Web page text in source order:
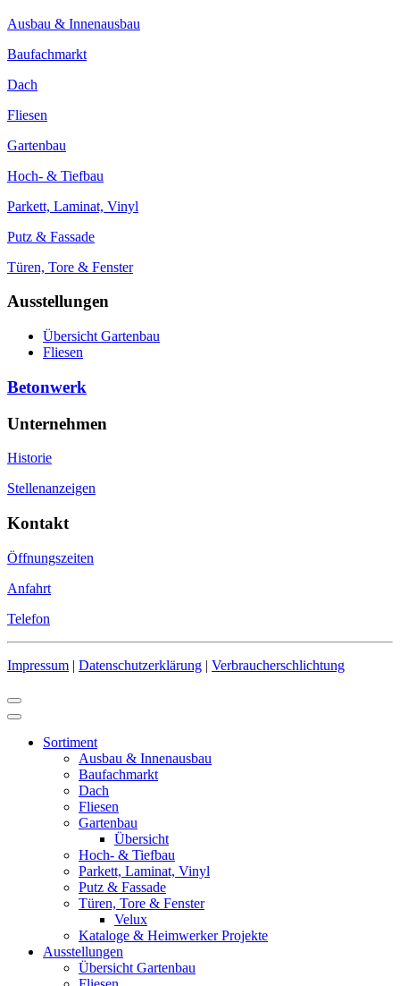
Ausbau & Innenausbau
Baufachmarkt
Dach
Fliesen
Gartenbau
Hoch- & Tiefbau
Parkett, Laminat, Vinyl
Putz & Fassade
Türen, Tore & Fenster
Ausstellungen
Übersicht Gartenbau
Fliesen
Betonwerk
Unternehmen
Historie
Stellenanzeigen
Kontakt
Öffnungszeiten
Anfahrt
Telefon
Impressum | Datenschutzerklärung | Verbraucherschlichtung
Sortiment
Ausbau & Innenausbau
Baufachmarkt
Dach
Fliesen
Gartenbau
Übersicht
Hoch- & Tiefbau
Parkett, Laminat, Vinyl
Putz & Fassade
Türen, Tore & Fenster
Velux
Kataloge & Heimwerker Projekte
Ausstellungen
Übersicht Gartenbau